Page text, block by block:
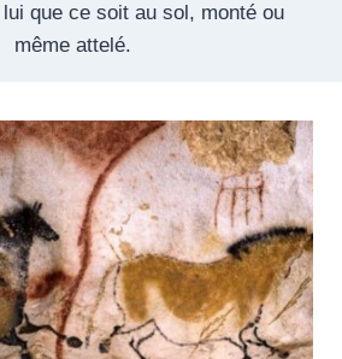
que ce soit au sol, monté ou
même attelé.